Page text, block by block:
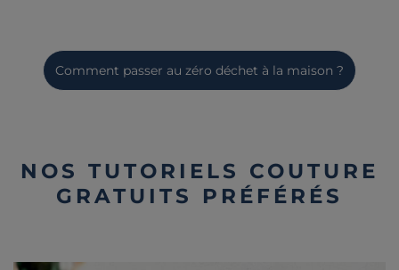
Comment passer au zéro déchet à la maison ?
NOS TUTORIELS COUTURE
GRATUITS PRÉFÉRÉS